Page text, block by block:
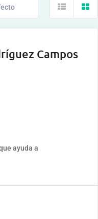
Campos
ayuda a